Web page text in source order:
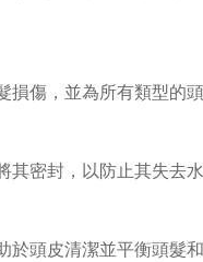
傷，並為所有類型的頭
密封，以防止其失去水
頭皮清潔並平衡頭髮和